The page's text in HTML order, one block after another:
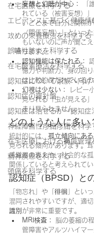
在宅医療を科学する
エビデンスに基づく健康情
攻めの栄養療法を科学する
誤嚥性肺炎を科学する
在宅酸素療法を科学する
認知症について家族へ向け
認知症の羅針盤
認知症は治せるか～認知症
神経障害性疼痛疼痛を科学
在宅医療における褥瘡管理
精神疾患を科学する
頭痛を科学する
妄想と幻聴が中心：
「
れている（被害妄想）
いことまで自分に関係
（関係妄想）」といっ
もいないのに声が聞こ
ります。
認知機能は保たれる：
憶力や判断力、身の回
は比較的保たれているの
幻視は少ない：
レビー
見られる「虫が見える
まり見られません。
どのような人に多い
統計的には、 孤立傾向にあ
見られる傾向があります。
感覚器の衰えや、社会的な
関係していると考えられてい
認知症（BPSD）と
「物忘れ」や「徘徊」とい
混同されやすいですが、適
識別 が非常に重要です。
MRI検査：
脳の萎縮の
管障害やアルツハイマ